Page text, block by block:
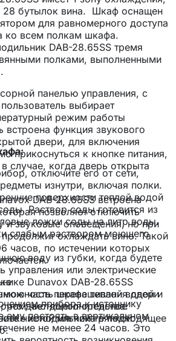
28 бутылок вина. Шкаф оснащен
для равномерного доступа
ко всем полкам шкафа.
DAB-28.65SS тремя
полками, выполненными
панелью управления, с
выбирает
режим работы
встроена функция звукового
двери, для включения
прикоснуться к кнопке питания,
случае, когда дверь открыта
DAB-28.65SS встроена
позволяет отключить
и звуковые оповещения, но при
охлаждать вино. Такой
часов, по истечении которых
Dunavox DAB-28.65SS
перевешивания двери
что дает дополнительное
холодильника в подходящее
отключите его от сети,
изнутри, включая полки.
поверхности теплой водой
Раствор соды готовится из
ложки соды на литр воды.
слабым раствором моющего
воду из губки, когда будете
управления или электрические
часть шкафа теплой водой и
чистящего средства.
чистой мягкой тряпкой.
прибора к источнику
ему постоять в вертикальном
не менее 24 часов. Это